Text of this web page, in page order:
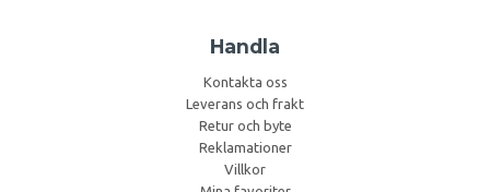
Handla
Kontakta oss
Leverans och frakt
Retur och byte
Reklamationer
Villkor